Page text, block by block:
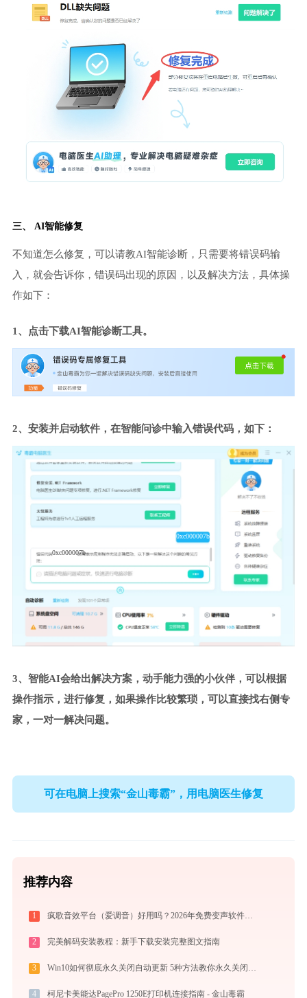
三、 AI智能修复
不知道怎么修复，可以请教AI智能诊断，只需要将错误码输
入，就会告诉你，错误码出现的原因，以及解决方法，具体操
作如下：
1、点击下载AI智能诊断工具。
2、安装并启动软件，在智能问诊中输入错误代码，如下：
0xc000007b
0xc000007b
3、智能AI会给出解决方案，动手能力强的小伙伴，可以根据
操作指示，进行修复，如果操作比较繁琐，可以直接找右侧专
家，一对一解决问题。
可在电脑上搜索“金山毒霸”，用电脑医生修复
推荐内容
1 疯歌音效平台（爱调音）好用吗？2026年免费变声软件下载与功能详解
2 完美解码安装教程：新手下载安装完整图文指南
3 Win10如何彻底永久关闭自动更新 5种方法教你永久关闭win10自动更新
4 柯尼卡美能达PagePro 1250E打印机连接指南 - 金山毒霸